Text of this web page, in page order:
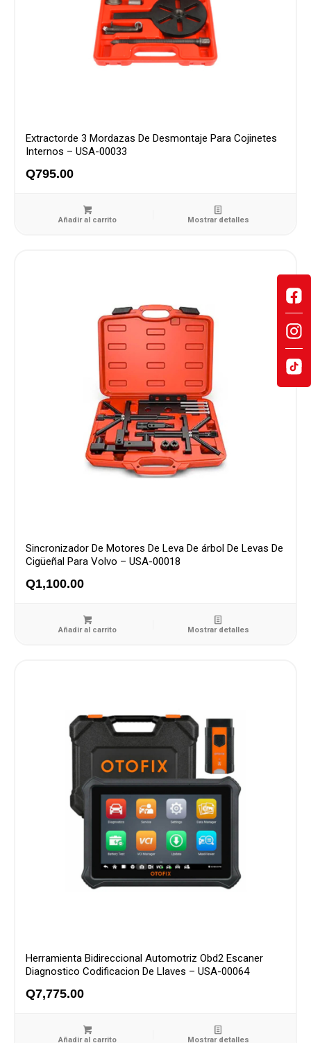
Extractorde 3 Mordazas De Desmontaje Para Cojinetes
Internos – USA-00033
Q795.00
Añadir al carrito Mostrar detalles
Sincronizador De Motores De Leva De árbol De Levas De
Cigüeñal Para Volvo – USA-00018
Q1,100.00
Añadir al carrito Mostrar detalles
Herramienta Bidireccional Automotriz Obd2 Escaner
Diagnostico Codificacion De Llaves – USA-00064
Q7,775.00
Añadir al carrito Mostrar detalles